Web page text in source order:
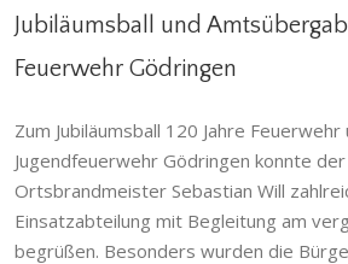
Feuerwehr Gödringen
Alterskameraden,Einsatzabteilung,
Jugendfeuerwehr,Kinderfeuerwehr
Jubiläumsball und
Feuerwehr Gödringen
Zum Jubiläumsball 120 Jahre Feuerwehr
Jugendfeuerwehr Gödringen konnte
Ortsbrandmeister Sebastian Will
Einsatzabteilung mit Begleitung am
begrüßen. Besonders wurden die